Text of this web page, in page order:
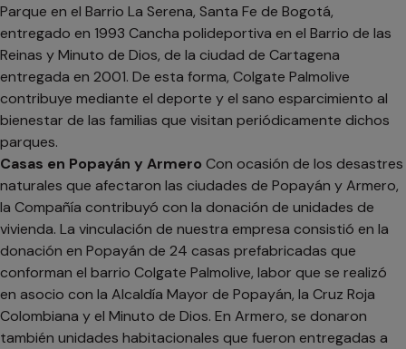
Parque en el Barrio La Serena, Santa Fe de Bogotá,
entregado en 1993 Cancha polideportiva en el Barrio de las
Reinas y Minuto de Dios, de la ciudad de Cartagena
entregada en 2001. De esta forma, Colgate Palmolive
contribuye mediante el deporte y el sano esparcimiento al
bienestar de las familias que visitan periódicamente dichos
parques.
Casas en Popayán y Armero Con ocasión de los desastres
naturales que afectaron las ciudades de Popayán y Armero,
la Compañía contribuyó con la donación de unidades de
vivienda. La vinculación de nuestra empresa consistió en la
donación en Popayán de 24 casas prefabricadas que
conforman el barrio Colgate Palmolive, labor que se realizó
en asocio con la Alcaldía Mayor de Popayán, la Cruz Roja
Colombiana y el Minuto de Dios. En Armero, se donaron
también unidades habitacionales que fueron entregadas a